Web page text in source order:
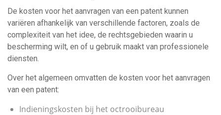
De kosten voor het aanvragen van een patent kunnen
variëren afhankelijk van verschillende factoren, zoals de
complexiteit van het idee, de rechtsgebieden waarin u
bescherming wilt, en of u gebruik maakt van professionele
diensten.
Over het algemeen omvatten de kosten voor het aanvragen
van een patent:
Indieningskosten bij het octrooibureau